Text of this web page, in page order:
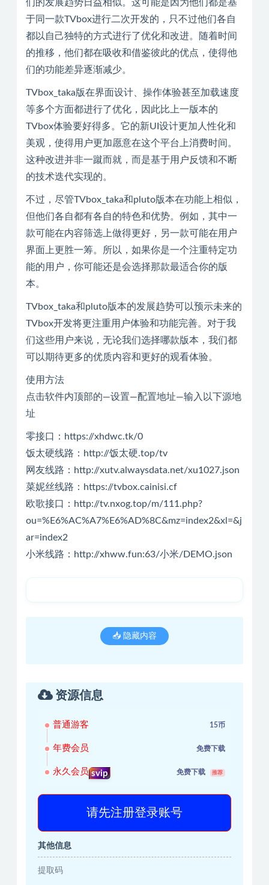
们的发展趋势日益相似。这可能是因为他们都是基
于同一款TVbox进行二次开发的，只不过他们各自
都以自己独特的方式进行了优化和改进。随着时间
的推移，他们都在吸收和借鉴彼此的优点，使得他
们的功能差异逐渐减少。
TVbox_taka版在界面设计、操作体验甚至加载速度
等多个方面都进行了优化，因此比上一版本的
TVbox体验要好得多。它的新UI设计更加人性化和
美观，使得用户更加愿意在这个平台上消费时间。
这种改进并非一蹴而就，而是基于用户反馈和不断
的技术迭代实现的。
不过，尽管TVbox_taka和pluto版本在功能上相似，
但他们各自都有各自的特色和优势。例如，其中一
款可能在内容筛选上做得更好，另一款可能在用户
界面上更胜一筹。所以，如果你是一个注重特定功
能的用户，你可能还是会选择那款最适合你的版
本。
TVbox_taka和pluto版本的发展趋势可以预示未来的
TVbox开发将更注重用户体验和功能完善。对于我
们这些用户来说，无论我们选择哪款版本，我们都
可以期待更多的优质内容和更好的观看体验。
使用方法
点击软件内顶部的—设置—配置地址—输入以下源地
址
零接口：https://xhdwc.tk/0
饭太硬线路：http://饭太硬.top/tv
网友线路：http://xutv.alwaysdata.net/xu1027.json
菜妮丝线路：https://tvbox.cainisi.cf
欧歌接口：http://tv.nxog.top/m/111.php?
ou=%E6%AC%A7%E6%AD%8C&mz=index2&xl=&j
ar=index2
小米线路：http://xhww.fun:63/小米/DEMO.json
📥 隐藏内容
资源信息
普通游客 15币
年费会员 免费下载
永久会员 svip 免费下载 推荐
请先注册登录账号
其他信息
提取码